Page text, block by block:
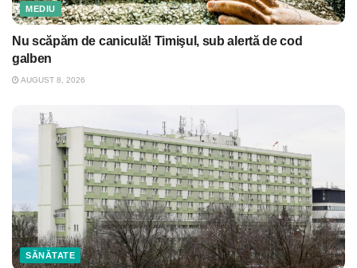
MEDIU
Nu scăpăm de caniculă! Timişul, sub alertă de cod
galben
AUGUST 8, 2026
SĂNĂTATE